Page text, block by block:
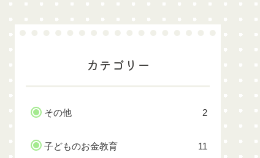
カテゴリー
その他 2
子どものお金教育 11